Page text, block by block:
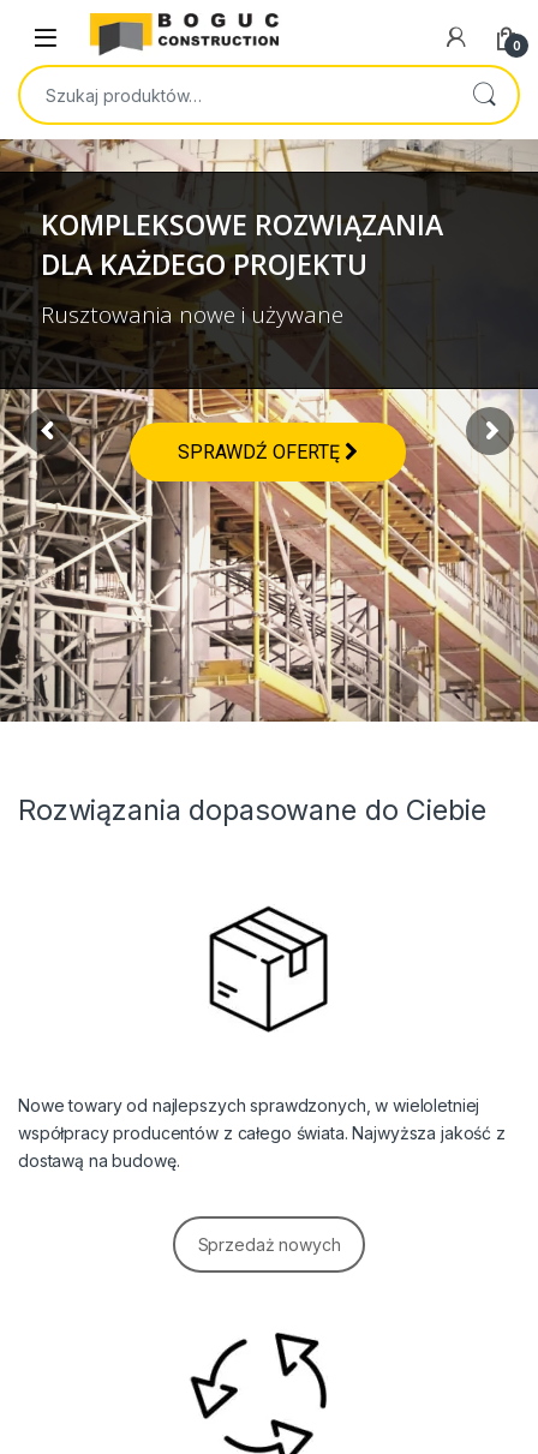
Skip to navigation
Skip to content
Open 0
Szukaj:
Rusztowania nowe i używane
SPRAWDŹ OFERTĘ
KOMPLEKSOWE ROZWIĄZANIA
DLA KAŻDEGO PROJEKTU
Rozwiązania dopasowane do Ciebie
Nowe towary od najlepszych sprawdzonych, w wieloletniej
współpracy producentów z całego świata. Najwyższa jakość z
dostawą na budowę.
Sprzedaż nowych